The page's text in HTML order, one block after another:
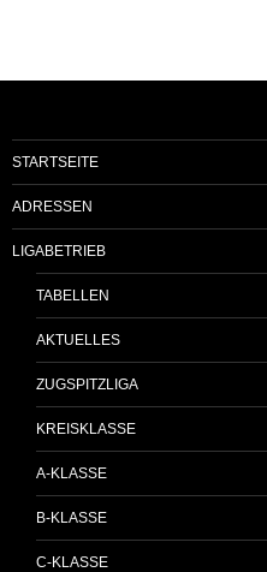
STARTSEITE
ADRESSEN
LIGABETRIEB
TABELLEN
AKTUELLES
ZUGSPITZLIGA
KREISKLASSE
A-KLASSE
B-KLASSE
C-KLASSE